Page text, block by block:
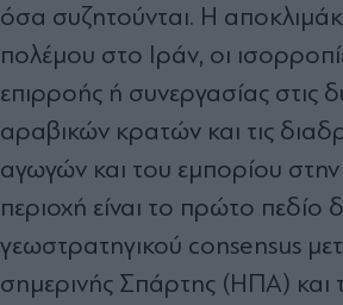
όσα συζητούνται. Η
πολέµου στο Ιράν, οι
επιρροής ή συνεργασίας στις
αραβικών κρατών και τις
αγωγών και του εµπορίου
περιοχή είναι το πρώτο πεδίο
γεωστρατηγικού consensus
σηµερινής Σπάρτης (ΗΠΑ) και